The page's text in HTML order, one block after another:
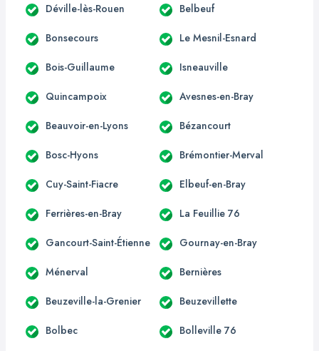
Déville-lès-Rouen Belbeuf
Bonsecours Le Mesnil-Esnard
Bois-Guillaume Isneauville
Quincampoix Avesnes-en-Bray
Beauvoir-en-Lyons Bézancourt
Bosc-Hyons Brémontier-Merval
Cuy-Saint-Fiacre Elbeuf-en-Bray
Ferrières-en-Bray La Feuillie 76
Gancourt-Saint-Étienne Gournay-en-Bray
Ménerval Bernières
Beuzeville-la-Grenier Beuzevillette
Bolbec Bolleville 76